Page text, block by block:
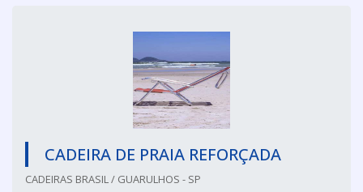
CADEIRA DE PRAIA REFORÇADA
CADEIRAS BRASIL / GUARULHOS - SP